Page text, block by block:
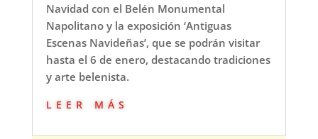
Navidad con el Belén Monumental
Napolitano y la exposición ‘Antiguas
Escenas Navideñas’, que se podrán visitar
hasta el 6 de enero, destacando tradiciones
y arte belenista.
leer más